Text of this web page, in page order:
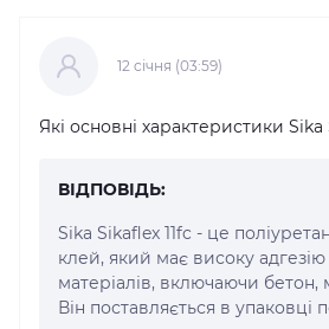
12 cічня (03:59)
Які основні характеристики Sika
ВІДПОВІДЬ:
Sika Sikaflex 11fc - це
клей, який має високу адгезію
матеріалів, включаючи бетон,
Він поставляється в упаковці